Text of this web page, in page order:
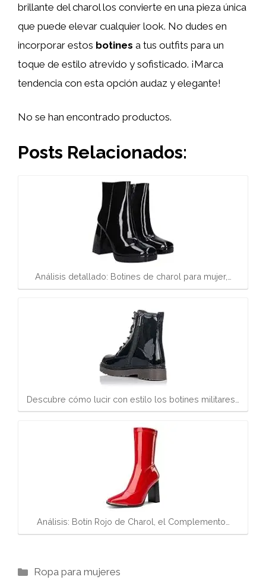
brillante del charol los convierte en una pieza única
que puede elevar cualquier look. No dudes en
incorporar estos botines a tus outfits para un
toque de estilo atrevido y sofisticado. ¡Marca
tendencia con esta opción audaz y elegante!
No se han encontrado productos.
Posts Relacionados:
Análisis detallado: Botines de charol para mujer,…
Descubre cómo lucir con estilo los botines militares…
Análisis: Botín Rojo de Charol, el Complemento…
Categorías
Ropa para mujeres